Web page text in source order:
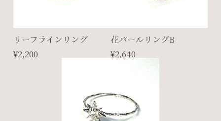
リーフラインリング
¥2,200
花パールリングB
¥2,640